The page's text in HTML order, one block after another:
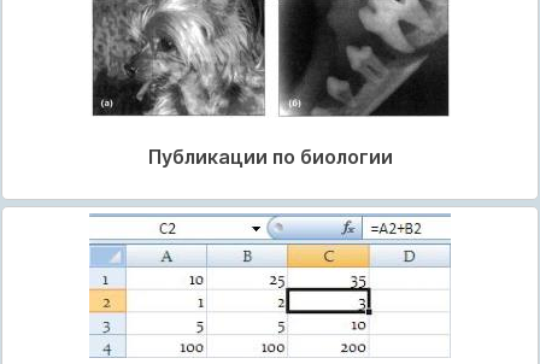
Публикации по биологии